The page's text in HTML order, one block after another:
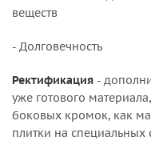
веществ
- Долговечность
Ректификация -
уже готового
боковых кромок, как
плитки на специальных